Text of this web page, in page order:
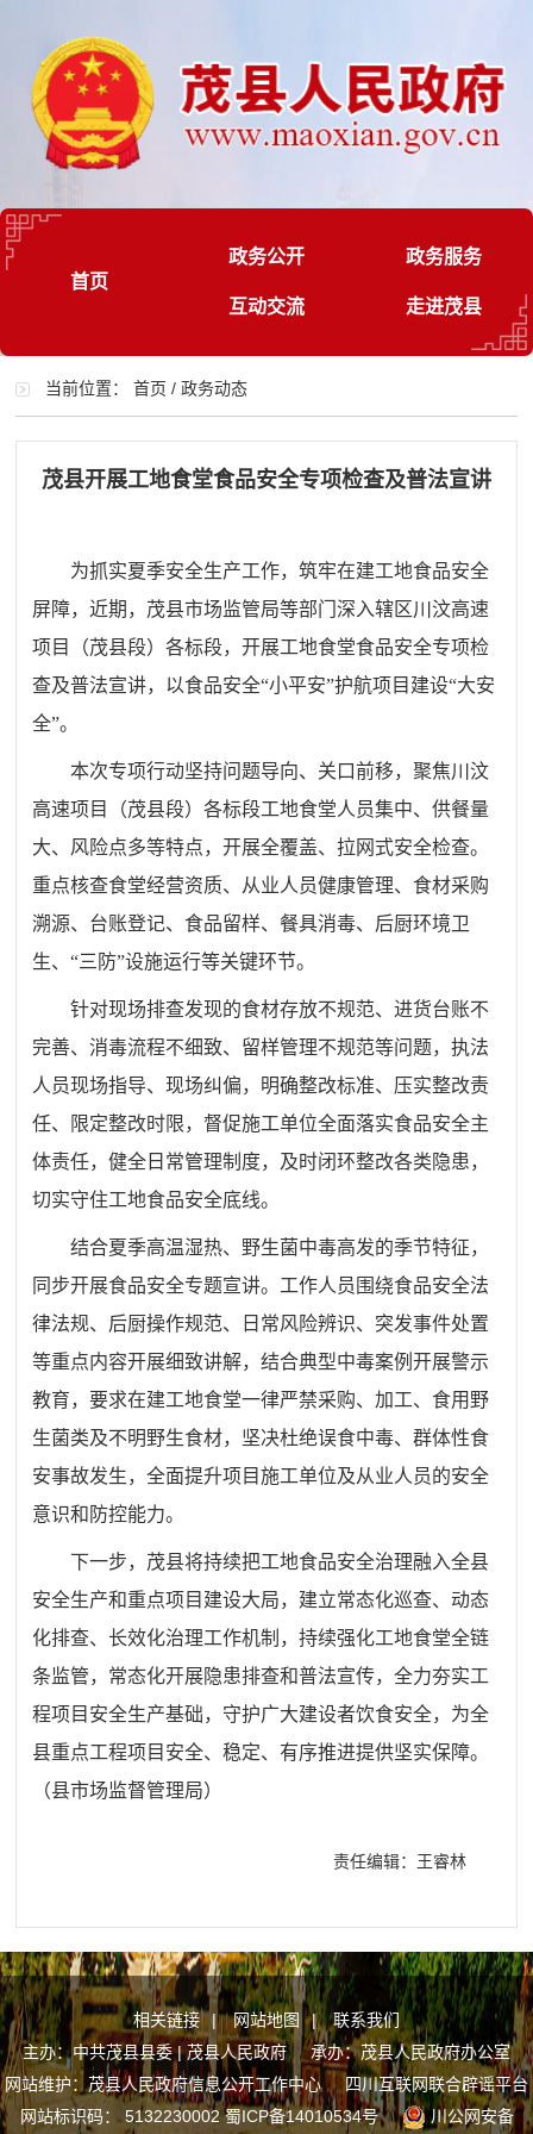
首页
政务公开 政务服务
互动交流 走进茂县
当前位置：首页 /政务动态
茂县开展工地食堂食品安全专项检查及普法宣讲
为抓实夏季安全生产工作，筑牢在建工地食品安全
屏障，近期，茂县市场监管局等部门深入辖区川汶高速
项目（茂县段）各标段，开展工地食堂食品安全专项检
查及普法宣讲，以食品安全“小平安”护航项目建设“大安
全”。
本次专项行动坚持问题导向、关口前移，聚焦川汶
高速项目（茂县段）各标段工地食堂人员集中、供餐量
大、风险点多等特点，开展全覆盖、拉网式安全检查。
重点核查食堂经营资质、从业人员健康管理、食材采购
溯源、台账登记、食品留样、餐具消毒、后厨环境卫
生、“三防”设施运行等关键环节。
针对现场排查发现的食材存放不规范、进货台账不
完善、消毒流程不细致、留样管理不规范等问题，执法
人员现场指导、现场纠偏，明确整改标准、压实整改责
任、限定整改时限，督促施工单位全面落实食品安全主
体责任，健全日常管理制度，及时闭环整改各类隐患，
切实守住工地食品安全底线。
结合夏季高温湿热、野生菌中毒高发的季节特征，
同步开展食品安全专题宣讲。工作人员围绕食品安全法
律法规、后厨操作规范、日常风险辨识、突发事件处置
等重点内容开展细致讲解，结合典型中毒案例开展警示
教育，要求在建工地食堂一律严禁采购、加工、食用野
生菌类及不明野生食材，坚决杜绝误食中毒、群体性食
安事故发生，全面提升项目施工单位及从业人员的安全
意识和防控能力。
下一步，茂县将持续把工地食品安全治理融入全县
安全生产和重点项目建设大局，建立常态化巡查、动态
化排查、长效化治理工作机制，持续强化工地食堂全链
条监管，常态化开展隐患排查和普法宣传，全力夯实工
程项目安全生产基础，守护广大建设者饮食安全，为全
县重点工程项目安全、稳定、有序推进提供坚实保障。
（县市场监督管理局）
责任编辑：王睿林
相关链接 | 网站地图 |
联系我们
主办：中共茂县县委 | 茂县人民政府 承办：茂县人民政府办公室
网站维护：茂县人民政府信息公开工作中心 四川互联网联合辟谣平台
网站标识码： 5132230002蜀ICP备14010534号
川公网安备